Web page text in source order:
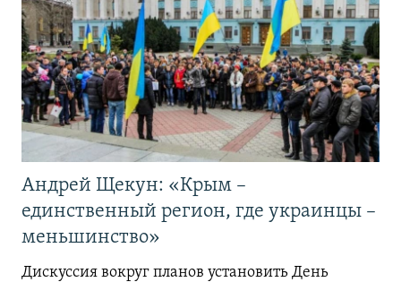
Андрей Щекун: «Крым –
единственный регион, где украинцы –
меньшинство»
Дискуссия вокруг планов установить День